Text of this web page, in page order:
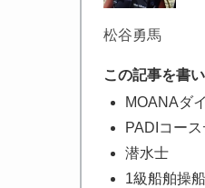
松谷勇馬
この記事を書
MOANAダ
PADIコー
潜水士
1級船舶操